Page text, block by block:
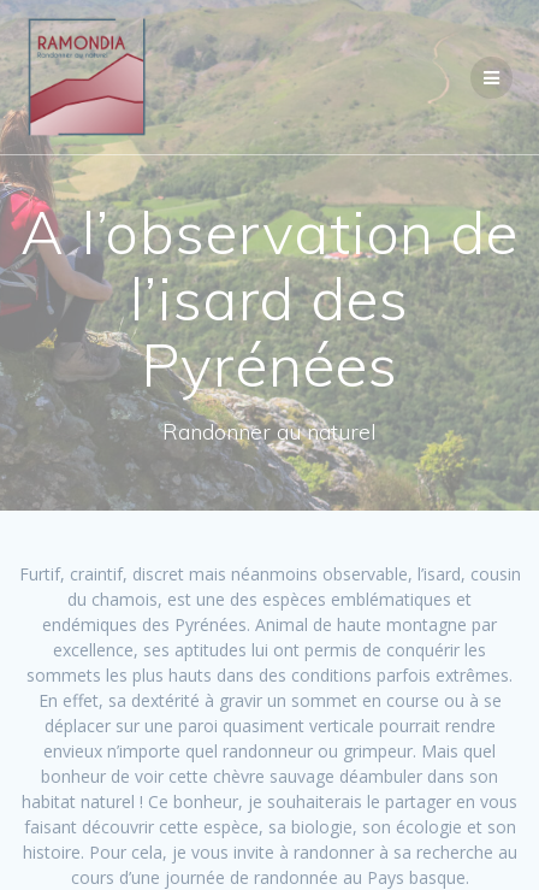
contenu
A l’observation de
l’isard des
Pyrénées
Randonner au naturel
Furtif, craintif, discret mais néanmoins observable, l’isard, cousin
du chamois, est une des espèces emblématiques et
endémiques des Pyrénées. Animal de haute montagne par
excellence, ses aptitudes lui ont permis de conquérir les
sommets les plus hauts dans des conditions parfois extrêmes.
En effet, sa dextérité à gravir un sommet en course ou à se
déplacer sur une paroi quasiment verticale pourrait rendre
envieux n’importe quel randonneur ou grimpeur. Mais quel
bonheur de voir cette chèvre sauvage déambuler dans son
habitat naturel ! Ce bonheur, je souhaiterais le partager en vous
faisant découvrir cette espèce, sa biologie, son écologie et son
histoire. Pour cela, je vous invite à randonner à sa recherche au
cours d’une journée de randonnée au Pays basque.